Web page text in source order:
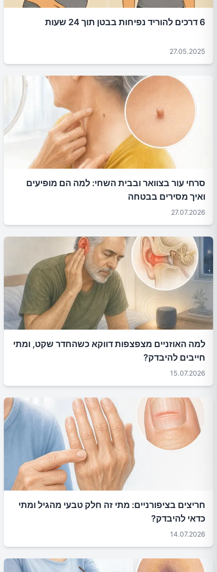
6 דרכים להוריד נפיחות בבטן תוך 24 שעות
27.05.2025
סרחי עור בצוואר ובבית השחי: למה הם מופיעים
ואיך מסירים בבטחה
27.07.2026
למה האוזניים מצפצפות דווקא כשהחדר שקט, ומתי
חייבים להיבדק?
15.07.2026
חריצים בציפורניים: מתי זה חלק טבעי מהגיל ומתי
כדאי להיבדק?
14.07.2026